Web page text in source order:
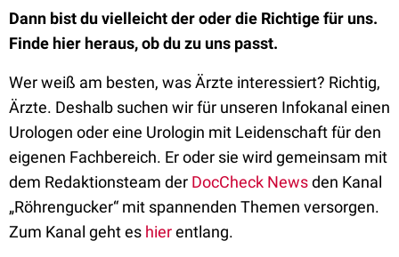
Dann bist du vielleicht der oder die Richtige für uns.
Finde hier heraus, ob du zu uns passt.
Wer weiß am besten, was Ärzte interessiert? Richtig,
Ärzte. Deshalb suchen wir für unseren Infokanal einen
Urologen oder eine Urologin mit Leidenschaft für den
eigenen Fachbereich. Er oder sie wird gemeinsam mit
dem Redaktionsteam der DocCheck Newsden Kanal
„Röhrengucker“ mit spannenden Themen versorgen.
Zum Kanal geht es hierentlang.